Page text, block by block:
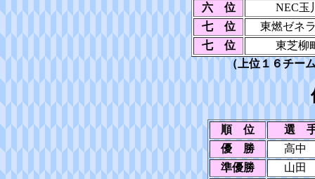
六 位
NEC玉
七 位
東燃ゼネ
七 位
東芝柳
（上位１６チー
順 位
選
優 勝
高中
準優勝
山田